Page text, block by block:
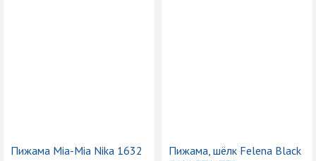
Пижама Mia-Mia Nika 1632
Пижама, шёлк Felena Black